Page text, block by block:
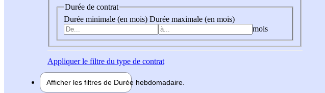
Durée de contrat
Durée minimale (en mois) Durée maximale (en mois)
mois
Appliquerle filtre du type de contrat
Afficher les filtres de Durée hebdomadaire